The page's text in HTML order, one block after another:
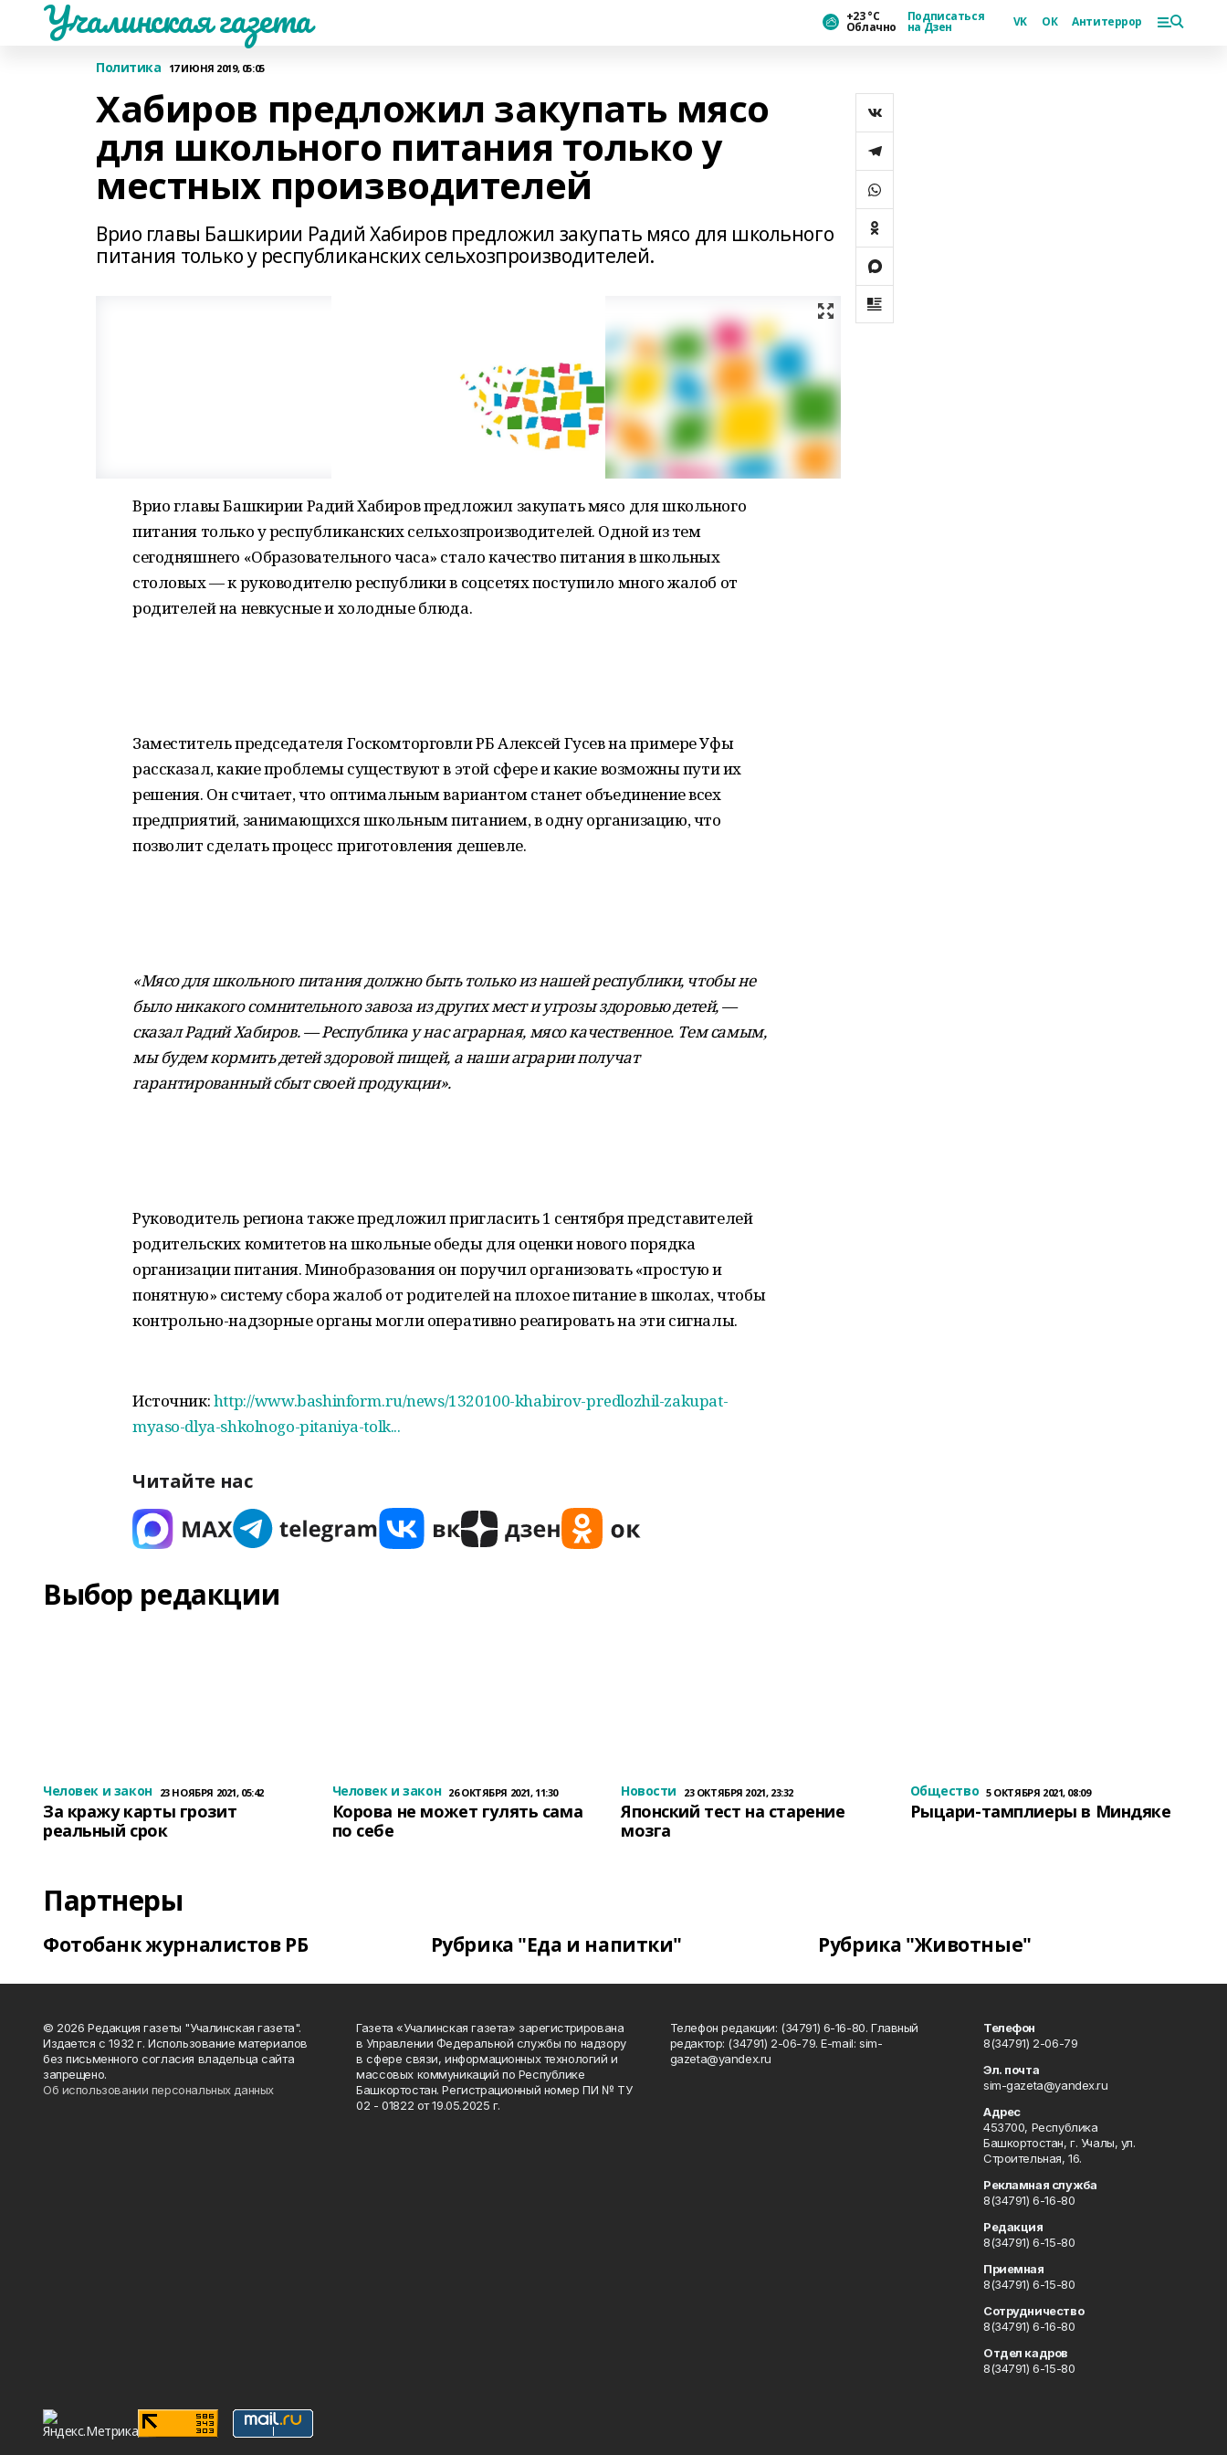
Учалинская газета +23 °С
Облачно
Подписаться
на Дзен VK ОК Антитеррор
Политика 17 ИЮНЯ 2019, 05:05
Хабиров предложил закупать мясо
для школьного питания только у
местных производителей
Врио главы Башкирии Радий Хабиров предложил закупать мясо для школьного
питания только у республиканских сельхозпроизводителей.
Врио главы Башкирии Радий Хабиров предложил закупать мясо для школьного
питания только у республиканских сельхозпроизводителей. Одной из тем
сегодняшнего «Образовательного часа» стало качество питания в школьных
столовых — к руководителю республики в соцсетях поступило много жалоб от
родителей на невкусные и холодные блюда.
Заместитель председателя Госкомторговли РБ Алексей Гусев на примере Уфы
рассказал, какие проблемы существуют в этой сфере и какие возможны пути их
решения. Он считает, что оптимальным вариантом станет объединение всех
предприятий, занимающихся школьным питанием, в одну организацию, что
позволит сделать процесс приготовления дешевле.
«Мясо для школьного питания должно быть только из нашей республики, чтобы не
было никакого сомнительного завоза из других мест и угрозы здоровью детей, —
сказал Радий Хабиров. — Республика у нас аграрная, мясо качественное. Тем самым,
мы будем кормить детей здоровой пищей, а наши аграрии получат
гарантированный сбыт своей продукции».
Руководитель региона также предложил пригласить 1 сентября представителей
родительских комитетов на школьные обеды для оценки нового порядка
организации питания. Минобразования он поручил организовать «простую и
понятную» систему сбора жалоб от родителей на плохое питание в школах, чтобы
контрольно-надзорные органы могли оперативно реагировать на эти сигналы.
Источник:http://www.bashinform.ru/news/1320100-khabirov-predlozhil-zakupat-
myaso-dlya-shkolnogo-pitaniya-tolk...
Читайте нас
Выбор редакции
Человек и закон 23 НОЯБРЯ 2021, 05:42
За кражу карты грозит
реальный срок
Человек и закон 26 ОКТЯБРЯ 2021, 11:30
Корова не может гулять сама
по себе
Новости 23 ОКТЯБРЯ 2021, 23:32
Японский тест на старение
мозга
Общество 5 ОКТЯБРЯ 2021, 08:09
Рыцари-тамплиеры в Миндяке
Партнеры
Фотобанк журналистов РБ Рубрика "Еда и напитки" Рубрика "Животные"
© 2026 Редакция газеты "Учалинская газета".
Издается с 1932 г. Использование материалов
без письменного согласия владельца сайта
запрещено.
Об использовании персональных данных
Газета «Учалинская газета» зарегистрирована
в Управлении Федеральной службы по надзору
в сфере связи, информационных технологий и
массовых коммуникаций по Республике
Башкортостан. Регистрационный номер ПИ № ТУ
02 - 01822 от 19.05.2025 г.
Телефон редакции: (34791) 6-16-80. Главный
редактор: (34791) 2-06-79. Е-mаil: sim-
gazeta@yandex.ru
Телефон
8(34791) 2-06-79
Эл. почта
sim-gazeta@yandex.ru
Адрес
453700, Республика
Башкортостан, г. Учалы, ул.
Строительная, 16.
Рекламная служба
8(34791) 6-16-80
Редакция
8(34791) 6-15-80
Приемная
8(34791) 6-15-80
Сотрудничество
8(34791) 6-16-80
Отдел кадров
8(34791) 6-15-80